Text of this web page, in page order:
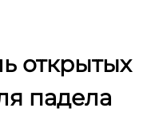
открытых
падела